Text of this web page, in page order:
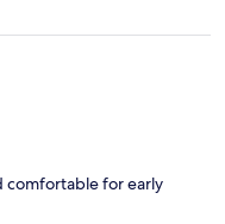
comfortable for early